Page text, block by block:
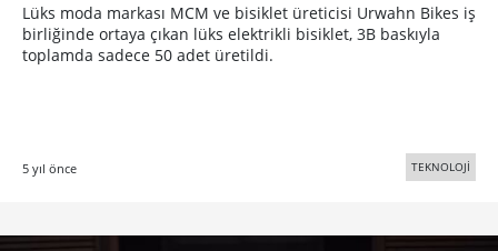
Lüks moda markası MCM ve bisiklet üreticisi Urwahn Bikes iş
birliğinde ortaya çıkan lüks elektrikli bisiklet, 3B baskıyla
toplamda sadece 50 adet üretildi.
5 yıl önce TEKNOLOJİ